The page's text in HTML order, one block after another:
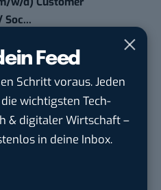
Feed
Schritt voraus. Jeden
wichtigsten Tech-
& digitaler Wirtschaft –
in deine Inbox.
Soc...
Lead – ATPG & M...
Reutlingen